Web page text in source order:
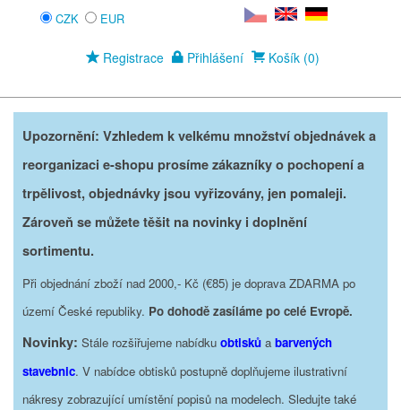
CZK EUR
Registrace Přihlášení Košík (0)
Upozornění: Vzhledem k velkému množství objednávek a
reorganizaci e-shopu prosíme zákazníky o pochopení a
trpělivost, objednávky jsou vyřizovány, jen pomaleji.
Zároveň se můžete těšit na novinky i doplnění
sortimentu.
Při objednání zboží nad 2000,- Kč (€85) je doprava ZDARMA po
území České republiky. Po dohodě zasíláme po celé Evropě.
Novinky: Stále rozšiřujeme nabídku obtisků a barvených
stavebnic. V nabídce obtisků postupně doplňujeme ilustrativní
nákresy zobrazující umístění popisů na modelech. Sledujte také